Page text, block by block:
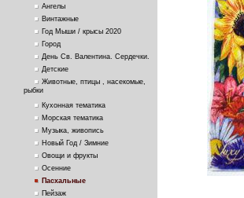
Ангелы
Винтажные
Год Мыши / крысы 2020
Город
День Св. Валентина. Сердечки.
Детские
Животные, птицы , насекомые,
рыбки
Кухонная тематика
Морская тематика
Музыка, живопись
Новый Год / Зимние
Овощи и фрукты
Осенние
Пасхальные
Пейзаж